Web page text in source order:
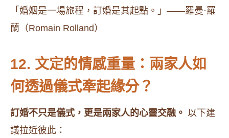
「婚姻是一場旅程，訂婚是其起點。」——羅曼·羅
蘭（Romain Rolland）
12. 文定的情感重量：兩家人如
何透過儀式牽起緣分？
訂婚不只是儀式，更是兩家人的心靈交融。 以下建
議拉近彼此：